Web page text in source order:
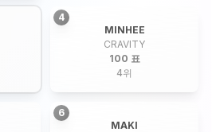
4
MINHEE
CRAVITY
100 표
4위
6
MAKI